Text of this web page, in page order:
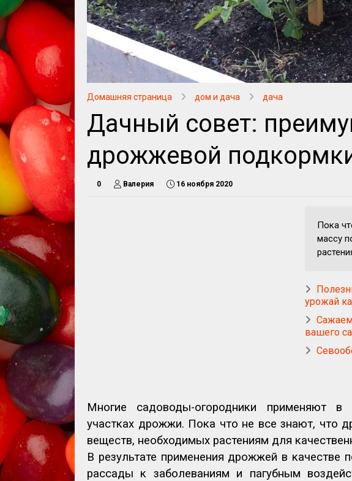
Домашняя страница дом и дача дача
Дачный совет:
дрожжевой
0 Валерия 16 ноября 2020
Пока
массу
урожай
вашего
Многие садоводы-огородники применяют
участках дрожжи. Пока что не все знают, что
веществ, необходимых растениям для
В результате применения дрожжей в качестве
рассады к заболеваниям и пагубным